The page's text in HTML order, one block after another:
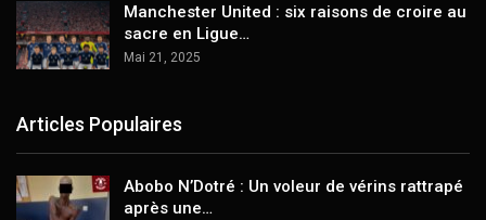
Manchester United : six raisons de croire au
sacre en Ligue…
Mai 21, 2025
Articles Populaires
Abobo N’Dotré : Un voleur de vérins rattrapé
après une…